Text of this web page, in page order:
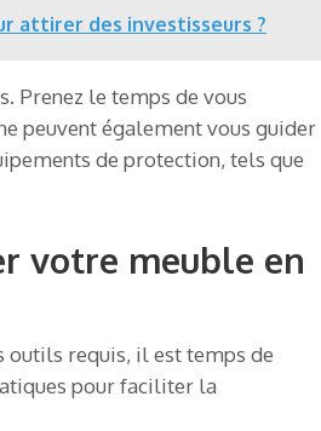
attirer des investisseurs ?
Prenez le temps de vous
peuvent également vous guider
de protection, tels que
votre meuble en
outils requis, il est temps de
pour faciliter la